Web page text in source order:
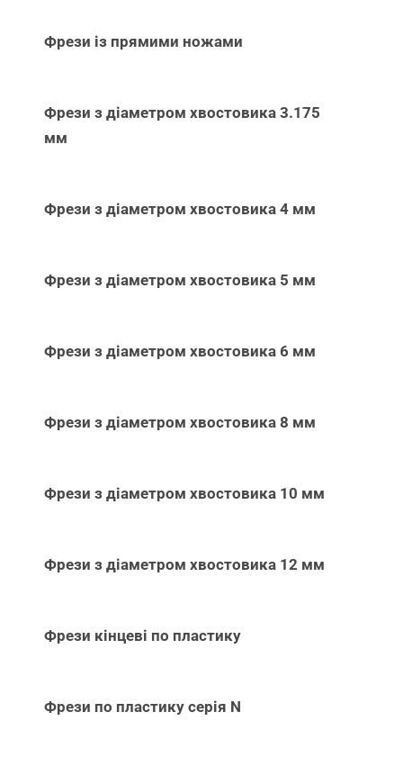
Фрези із прямими ножами
Фрези з діаметром хвостовика 3.175
мм
Фрези з діаметром хвостовика 4 мм
Фрези з діаметром хвостовика 5 мм
Фрези з діаметром хвостовика 6 мм
Фрези з діаметром хвостовика 8 мм
Фрези з діаметром хвостовика 10 мм
Фрези з діаметром хвостовика 12 мм
Фрези кінцеві по пластику
Фрези по пластику серія N